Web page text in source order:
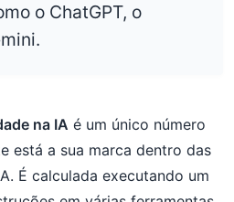
o ChatGPT, o
na IA é um único número
está a sua marca dentro das
É calculada executando um